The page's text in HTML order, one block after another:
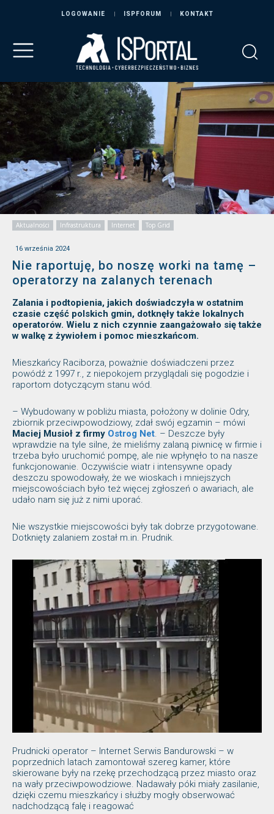
LOGOWANIE ISPFORUM KONTAKT
Aktualności Infrastruktura Internet Top Grid
16 września 2024
Nie raportuję, bo noszę worki na tamę –
operatorzy na zalanych terenach
Zalania i podtopienia, jakich doświadczyła w ostatnim
czasie część polskich gmin, dotknęły także lokalnych
operatorów. Wielu z nich czynnie zaangażowało się także
w walkę z żywiołem i pomoc mieszkańcom.
Mieszkańcy Raciborza, poważnie doświadczeni przez
powódź z 1997 r., z niepokojem przyglądali się pogodzie i
raportom dotyczącym stanu wód.
– Wybudowany w pobliżu miasta, położony w dolinie Odry,
zbiornik przeciwpowodziowy, zdał swój egzamin – mówi
Maciej Musioł z firmy Ostrog Net. – Deszcze były
wprawdzie na tyle silne, że mieliśmy zalaną piwnicę w firmie i
trzeba było uruchomić pompę, ale nie wpłynęło to na nasze
funkcjonowanie. Oczywiście wiatr i intensywne opady
deszczu spowodowały, że we wioskach i mniejszych
miejscowościach było też więcej zgłoszeń o awariach, ale
udało nam się już z nimi uporać.
Nie wszystkie miejscowości były tak dobrze przygotowane.
Dotknięty zalaniem został m.in. Prudnik.
Prudnicki operator – Internet Serwis Bandurowski – w
poprzednich latach zamontował szereg kamer, które
skierowane były na rzekę przechodzącą przez miasto oraz
na wały przeciwpowodziowe. Nadawały póki miały zasilanie,
dzięki czemu mieszkańcy i służby mogły obserwować
nadchodzącą falę i reagować